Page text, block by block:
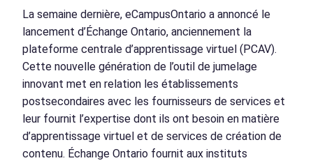
La semaine dernière, eCampusOntario a annoncé le
lancement d’Échange Ontario, anciennement la
plateforme centrale d’apprentissage virtuel (PCAV).
Cette nouvelle génération de l’outil de jumelage
innovant met en relation les établissements
postsecondaires avec les fournisseurs de services et
leur fournit l’expertise dont ils ont besoin en matière
d’apprentissage virtuel et de services de création de
contenu. Échange Ontario fournit aux instituts